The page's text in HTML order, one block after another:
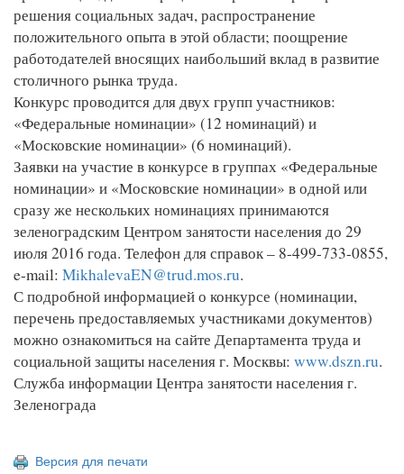
решения социальных задач, распространение
положительного опыта в этой области; поощрение
работодателей вносящих наибольший вклад в развитие
столичного рынка труда.
Конкурс проводится для двух групп участников:
«Федеральные номинации» (12 номинаций) и
«Московские номинации» (6 номинаций).
Заявки на участие в конкурсе в группах «Федеральные
номинации» и «Московские номинации» в одной или
сразу же нескольких номинациях принимаются
зеленоградским Центром занятости населения до 29
июля 2016 года. Телефон для справок – 8-499-733-0855,
e-mail: MikhalevaEN@trud.mos.ru.
С подробной информацией о конкурсе (номинации,
перечень предоставляемых участниками документов)
можно ознакомиться на сайте Департамента труда и
социальной защиты населения г. Москвы: www.dszn.ru.
Служба информации Центра занятости населения г.
Зеленограда
Версия для печати